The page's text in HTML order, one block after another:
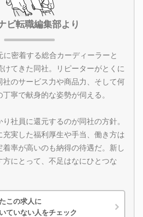
ビ転職編集部より
に密着する総合カーディーラーと
けてきた同社。リピーターがとくに
社のサービス力や商品力、そして何
寧で献身的な姿勢が伺える。
社員に還元するのが同社の方針。
実した福利厚生や手当、働き方は
着率が高いのも納得の待遇だ。新し
方にとって、不足はなにひとつな
この求人に
ていない人をチェック